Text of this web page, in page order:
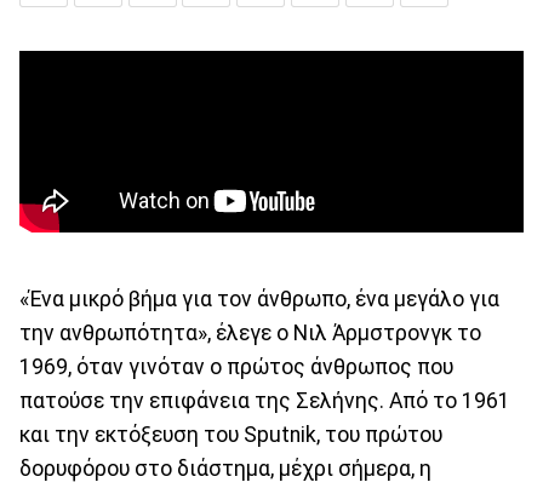
«Ένα μικρό βήμα για τον άνθρωπο, ένα μεγάλο για
την ανθρωπότητα», έλεγε ο Νιλ Άρμστρονγκ το
1969, όταν γινόταν ο πρώτος άνθρωπος που
πατούσε την επιφάνεια της Σελήνης. Από το 1961
και την εκτόξευση του Sputnik, του πρώτου
δορυφόρου στο διάστημα, μέχρι σήμερα, η